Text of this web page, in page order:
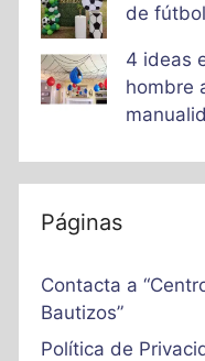
de
4 ideas
hombre
Páginas
Contacta a
Bautizos”
Política de